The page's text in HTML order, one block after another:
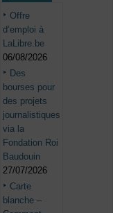
Offre
d’emploi à
LaLibre.be
06/08/2026
Des
bourses pour
des projets
journalistiques
via la
Fondation Roi
Baudouin
27/07/2026
Carte
blanche –